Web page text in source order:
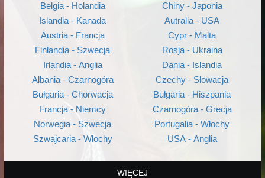
Belgia - Holandia
Islandia - Kanada
Austria - Francja
Finlandia - Szwecja
Irlandia - Anglia
Albania - Czarnogóra
Bułgaria - Chorwacja
Francja - Niemcy
Norwegia - Szwecja
Szwajcaria - Włochy
Chiny - Japonia
Autralia - USA
Cypr - Malta
Rosja - Ukraina
Dania - Islandia
Czechy - Słowacja
Bułgaria - Hiszpania
Czarnogóra - Grecja
Portugalia - Włochy
USA - Anglia
WIĘCEJ